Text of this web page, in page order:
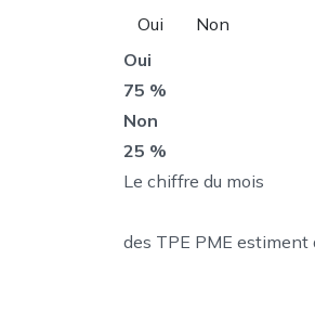
Oui
Non
Oui
75 %
Non
25 %
Le chiffre du mois
des TPE PME estiment